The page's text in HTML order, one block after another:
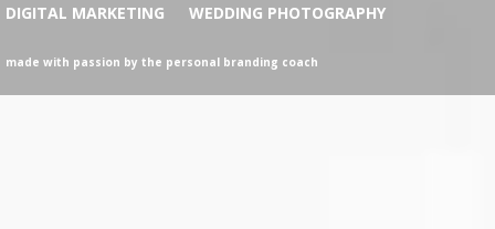
DIGITAL MARKETING
WEDDING PHOTOGRAPHY
made with passion by the personal branding coach